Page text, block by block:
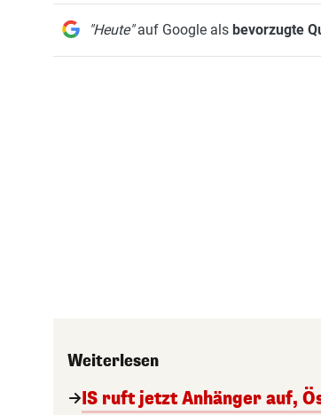
"Heute"auf Google als bevorzugte
Weiterlesen
IS ruft jetzt Anhänger auf,